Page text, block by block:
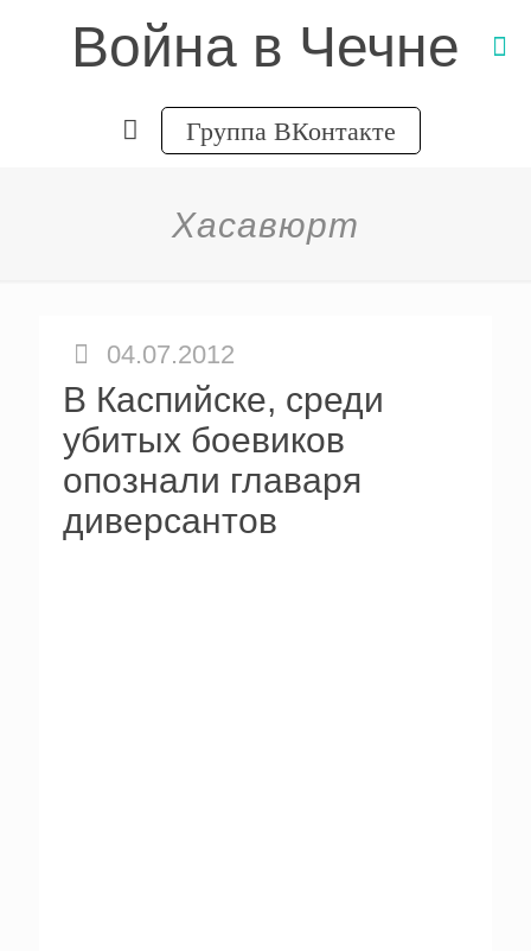
Война в Чечне
Группа ВКонтакте
Хасавюрт
04.07.2012
В Каспийске, среди
убитых боевиков
опознали главаря
диверсантов